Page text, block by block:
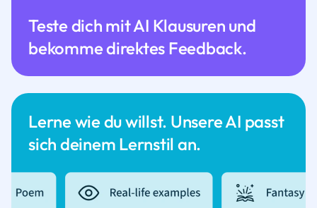
Lerne wie du willst. Unsere AI passt
sich deinem Lernstil an.
Teste dich mit AI Klausuren und
bekomme direktes Feedback.